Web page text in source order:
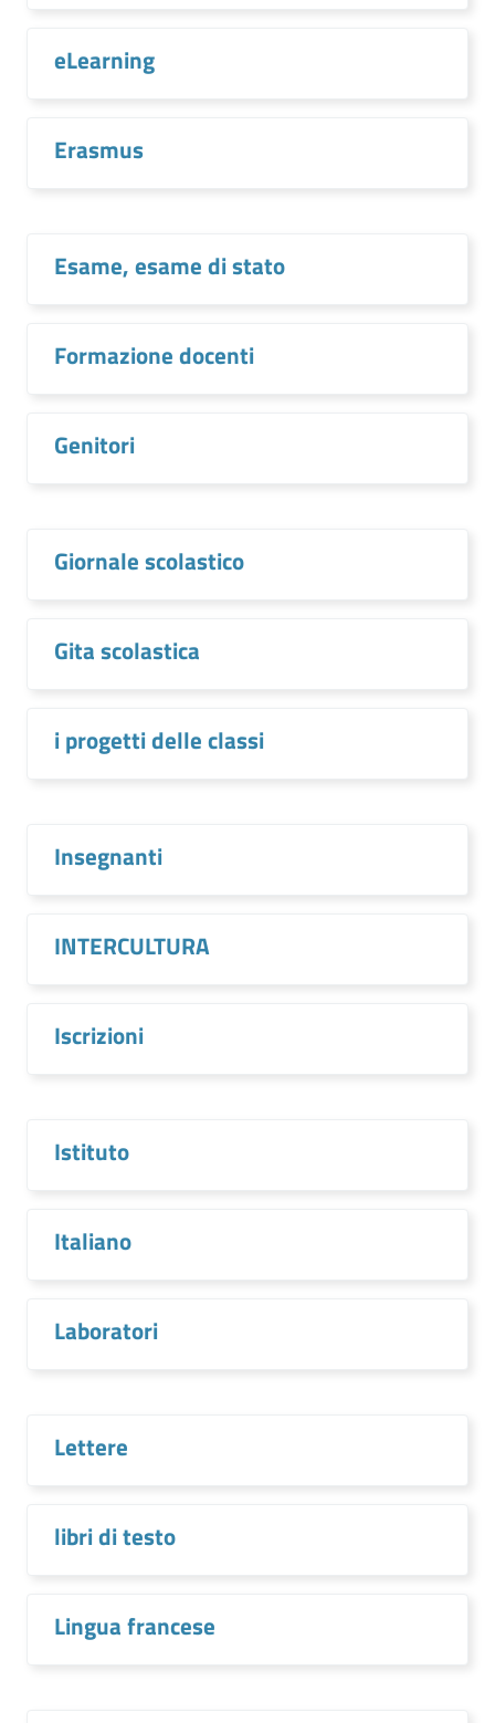
eLearning
Erasmus
Esame, esame di stato
Formazione docenti
Genitori
Giornale scolastico
Gita scolastica
i progetti delle classi
Insegnanti
INTERCULTURA
Iscrizioni
Istituto
Italiano
Laboratori
Lettere
libri di testo
Lingua francese